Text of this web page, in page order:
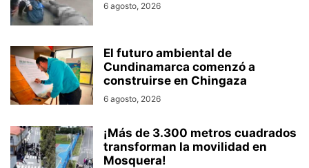
6 agosto, 2026
El futuro ambiental de
Cundinamarca comenzó a
construirse en Chingaza
6 agosto, 2026
¡Más de 3.300 metros cuadrados
transforman la movilidad en
Mosquera!